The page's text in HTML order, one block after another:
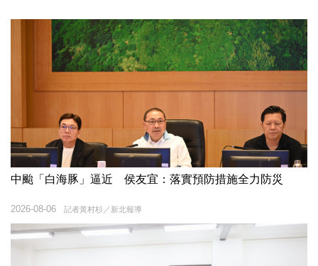
中颱「白海豚」逼近 侯友宜：落實預防措施全力防災
記者黃村杉／新北報導
2026-08-06